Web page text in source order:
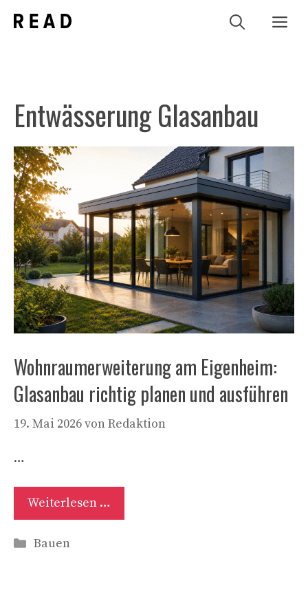
Inhalt
Entwässerung Glasanbau
Wohnraumerweiterung am Eigenheim:
Glasanbau richtig planen und ausführen
19. Mai 2026vonRedaktion
…
Weiterlesen …
Kategorien
Bauen